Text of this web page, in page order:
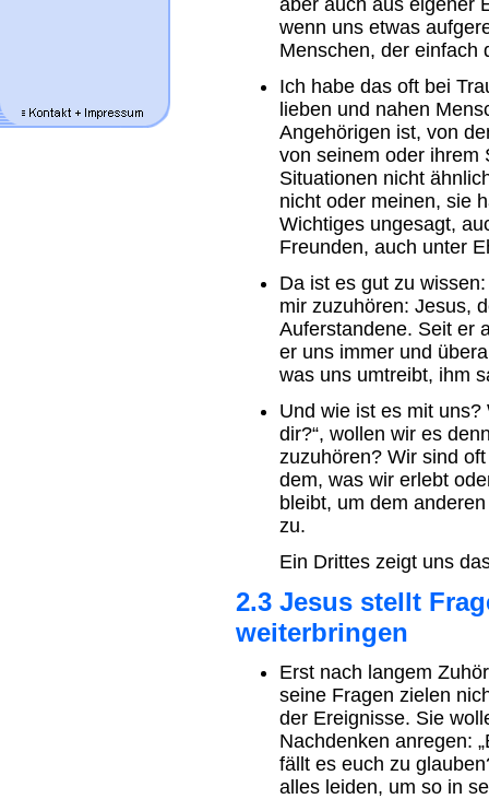
aber auch aus eigener
wenn uns etwas
Menschen, der einfach
Ich habe das oft bei
lieben und nahen
Angehörigen ist, von
von seinem oder ihrem
Situationen nicht
nicht oder meinen, sie
Wichtiges ungesagt,
Freunden, auch unter
Da ist es gut zu
mir zuzuhören: Jesus,
Auferstandene. Seit er
er uns immer und
was uns umtreibt, ihm
Und wie ist es mit
dir?“, wollen wir es
zuzuhören? Wir sind
dem, was wir erlebt
bleibt, um dem
zu.
Ein Drittes zeigt uns
2.3 Jesus stellt
weiterbringen
Erst nach langem
seine Fragen zielen
der Ereignisse. Sie
Nachdenken anregen:
fällt es euch zu
alles leiden, um so in